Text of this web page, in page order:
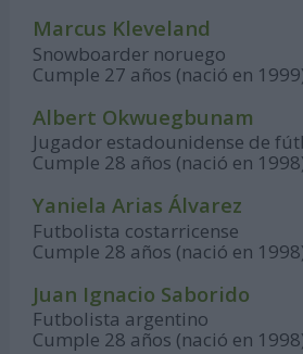
Marcus Kleveland
Snowboarder noruego
Cumple 27 años (nació en
Albert Okwuegbunam
Jugador estadounidense de
Cumple 28 años (nació en
Yaniela Arias Álvarez
Futbolista costarricense
Cumple 28 años (nació en
Juan Ignacio Saborido
Futbolista argentino
Cumple 28 años (nació en